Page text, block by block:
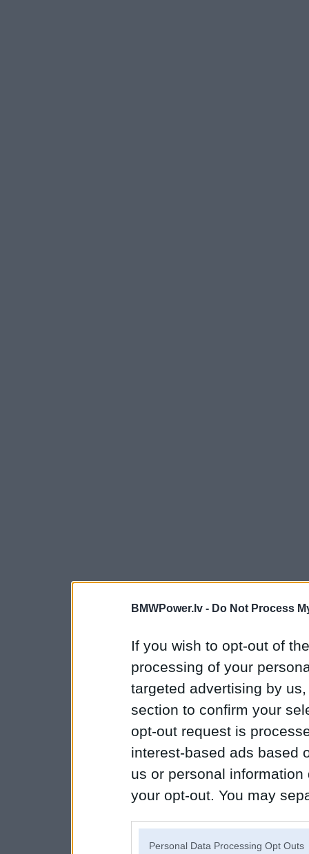
BMWPower.lv - Do Not Process
If you wish to opt-out of
processing of your
targeted advertising by
section to confirm your
opt-out request is
interest-based ads based
us or personal
your opt-out. You may
Personal Data Processing Opt Outs